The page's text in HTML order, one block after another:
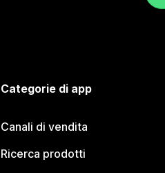
Categorie di app
Canali di vendita
Ricerca prodotti